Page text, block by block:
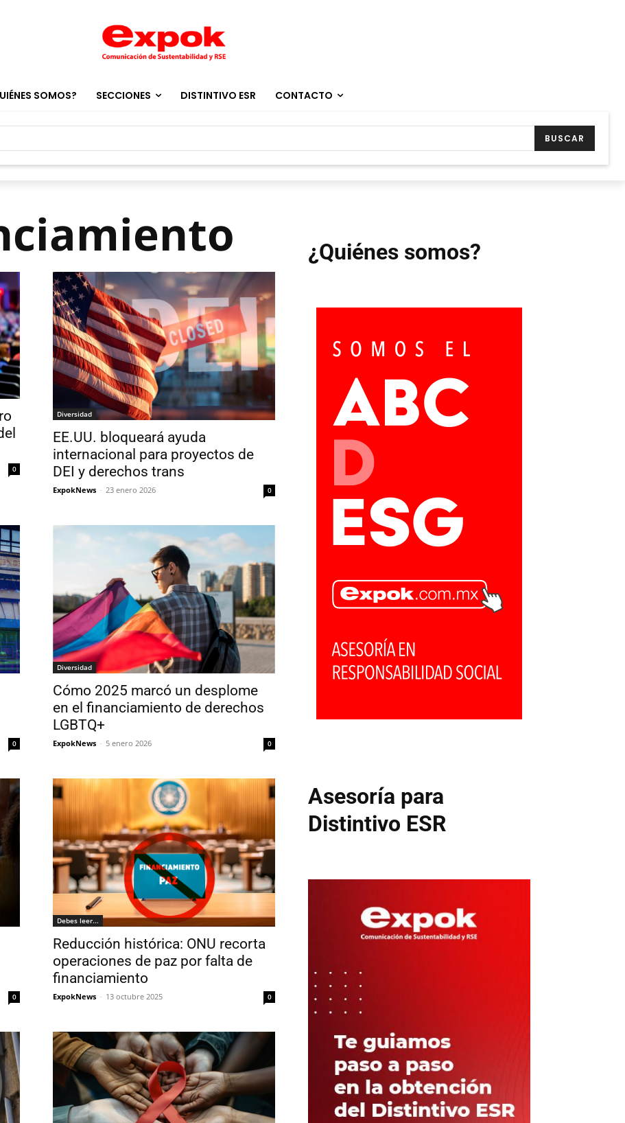
SOMOS? SECCIONES DISTINTIVO ESR CONTACTO
BUSCAR
0
Diversidad
EE.UU. bloqueará ayuda
internacional para proyectos de
DEI y derechos trans
ExpokNews - 23 enero 2026 0
0
Diversidad
Cómo 2025 marcó un desplome
en el financiamiento de derechos
LGBTQ+
ExpokNews - 5 enero 2026 0
0
Debes leer...
Reducción histórica: ONU recorta
operaciones de paz por falta de
financiamiento
ExpokNews - 13 octubre 2025 0
¿Quiénes somos?
Asesoría para
Distintivo ESR